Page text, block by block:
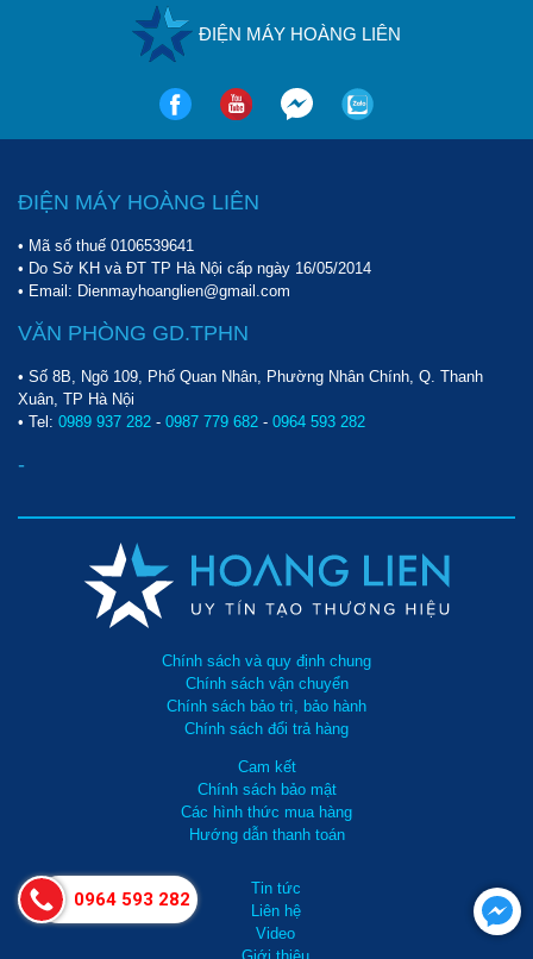
ĐIỆN MÁY HOÀNG LIÊN
ĐIỆN MÁY HOÀNG LIÊN
• Mã số thuế 0106539641
• Do Sở KH và ĐT TP Hà Nội cấp ngày 16/05/2014
• Email: Dienmayhoanglien@gmail.com
VĂN PHÒNG GD.TPHN
• Số 8B, Ngõ 109, Phố Quan Nhân, Phường Nhân Chính, Q. Thanh
Xuân, TP Hà Nội
• Tel: 0989 937 282 - 0987 779 682 - 0964 593 282
-
Chính sách và quy định chung
Chính sách vận chuyển
Chính sách bảo trì, bảo hành
Chính sách đổi trả hàng
Cam kết
Chính sách bảo mật
Các hình thức mua hàng
Hướng dẫn thanh toán
Tin tức
Liên hệ
Video
0964 593 282